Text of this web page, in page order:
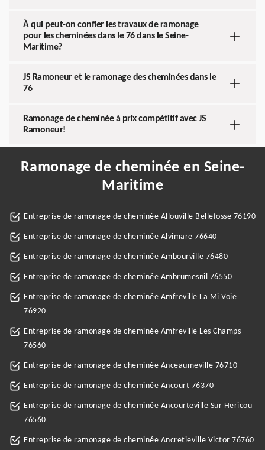
À qui peut-on confier les travaux de ramonage
pour les cheminées dans le 76 dans le Seine-
Maritime?
JS Ramoneur et le ramonage des cheminées dans le
76
Ramonage de cheminée à prix compétitif avec JS
Ramoneur!
Ramonage de cheminée en Seine-
Maritime
Entreprise de ramonage de cheminée Allouville Bellefosse 76190
Entreprise de ramonage de cheminée Alvimare 76640
Entreprise de ramonage de cheminée Ambourville 76480
Entreprise de ramonage de cheminée Ambrumesnil 76550
Entreprise de ramonage de cheminée Amfreville La Mi Voie
76920
Entreprise de ramonage de cheminée Amfreville Les Champs
76560
Entreprise de ramonage de cheminée Anceaumeville 76710
Entreprise de ramonage de cheminée Ancourt 76370
Entreprise de ramonage de cheminée Ancourteville Sur Hericou
76560
Entreprise de ramonage de cheminée Ancretieville Victor 76760